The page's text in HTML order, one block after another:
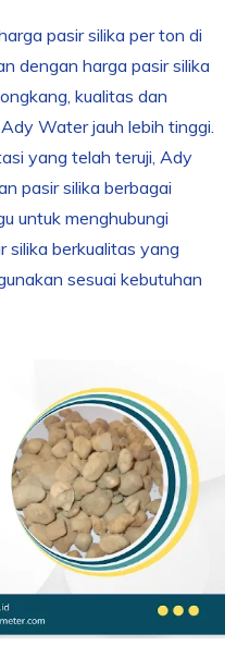
pasir silika per ton di
dengan harga pasir silika
kualitas dan
Water jauh lebih tinggi.
yang telah teruji, Ady
pasir silika berbagai
untuk menghubungi
silika berkualitas yang
sesuai kebutuhan